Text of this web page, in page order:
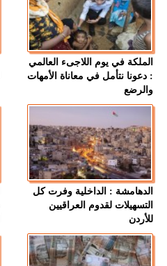
الملكة في يوم اللاجىء العالمي
: دعونا نتأمل في معاناة الأمهات
والرضع
الدهامشة : الداخلية وفرت كل
التسهيلات لقدوم العراقيين
للأردن